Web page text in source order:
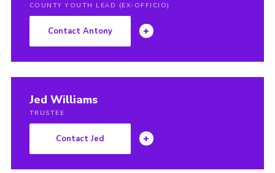
COUNTY YOUTH LEAD (EX-OFFICIO)
Contact Antony
Jed Williams
TRUSTEE
Contact Jed